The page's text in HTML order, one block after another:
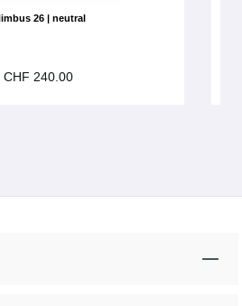
26 | neutral
CHF 240.00